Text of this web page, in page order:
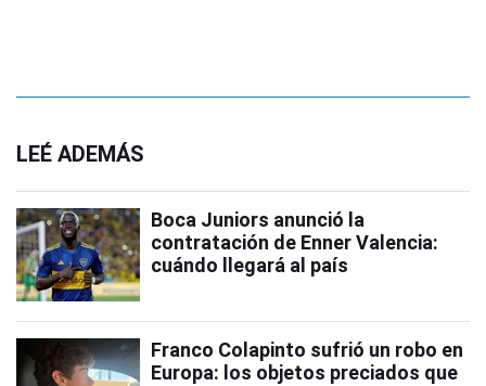
LEÉ ADEMÁS
Boca Juniors anunció la
contratación de Enner Valencia:
cuándo llegará al país
Franco Colapinto sufrió un robo en
Europa: los objetos preciados que